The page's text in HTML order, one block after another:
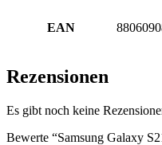
EAN
Rezensionen
Es gibt noch keine
Bewerte “Samsung Galaxy